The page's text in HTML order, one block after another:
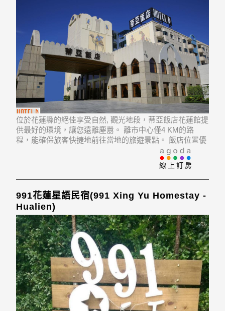
位於花蓮縣的絕佳享受自然, 觀光地段，蒂亞飯店花蓮館提
供最好的環境，讓您遠離塵囂。 離市中心僅4 KM的路
程，能確保旅客快捷地前往當地的旅遊景點。 飯店位置優
越讓旅客前往市區內的熱門景點變得方便快捷。
線上訂房
991花蓮星語民宿(991 Xing Yu Homestay -
Hualien)